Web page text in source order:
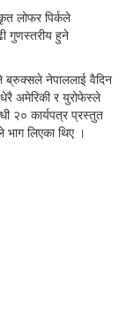
लोफर पिर्कले
गुणस्तरीय हुने
ब्रुक्सले नेपाललाई वैदिन
धेरै अमेरिकी र युरोफेस्ले
२० कार्यपत्र प्रस्तुत
भाग लिएका थिए ।